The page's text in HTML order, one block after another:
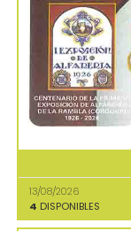
13/08/2026
4 DISPONIBLES